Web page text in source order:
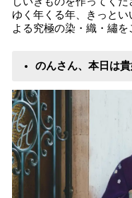
ゆく年くる年、きっと
よる究極の染・織・繡を
のんさん、本日は